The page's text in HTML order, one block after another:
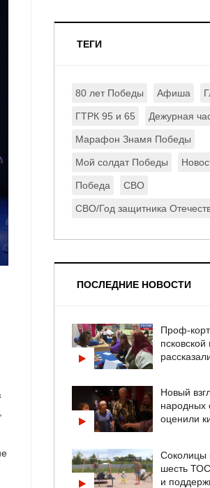
ТЕГИ
80 лет Победы Афиша
ГТРК 95 и 65 Дежурная
Марафон Знамя Победы
Мой солдат Победы
Победа СВО
СВО/Год защитника
ПОСЛЕДНИЕ НОВОСТИ
Проф-
Новый
народных
оценили
Соколицы
шесть
и